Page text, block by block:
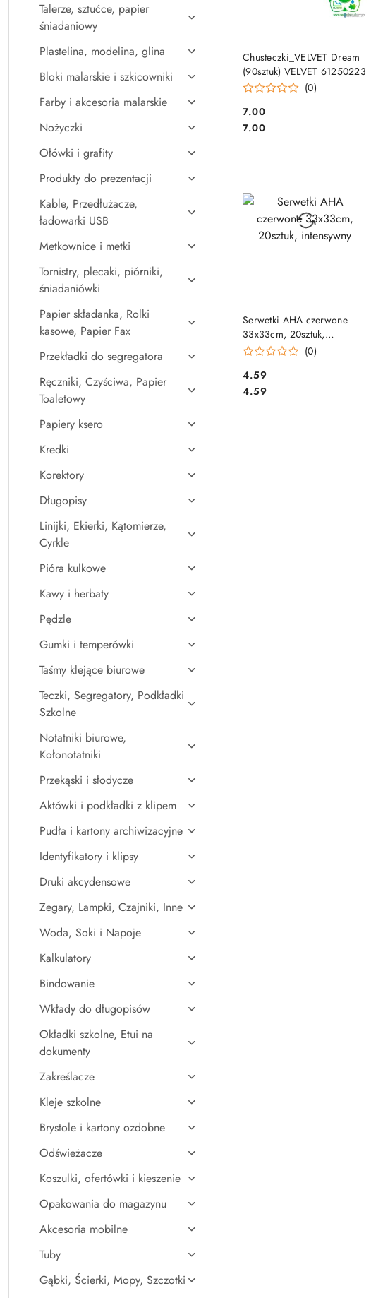
Talerze, sztućce, papier
śniadaniowy
Plastelina, modelina, glina
Bloki malarskie i szkicowniki
Farby i akcesoria malarskie
Nożyczki
Ołówki i grafity
Produkty do prezentacji
Kable, Przedłużacze,
ładowarki USB
Metkownice i metki
Tornistry, plecaki, piórniki,
śniadaniówki
Papier składanka, Rolki
kasowe, Papier Fax
Przekładki do segregatora
Ręczniki, Czyściwa, Papier
Toaletowy
Papiery ksero
Kredki
Korektory
Długopisy
Linijki, Ekierki, Kątomierze,
Cyrkle
Pióra kulkowe
Kawy i herbaty
Pędzle
Gumki i temperówki
Taśmy klejące biurowe
Teczki, Segregatory, Podkładki
Szkolne
Notatniki biurowe,
Kołonotatniki
Przekąski i słodycze
Aktówki i podkładki z klipem
Pudła i kartony archiwizacyjne
Identyfikatory i klipsy
Druki akcydensowe
Zegary, Lampki, Czajniki, Inne
Woda, Soki i Napoje
Kalkulatory
Bindowanie
Wkłady do długopisów
Okładki szkolne, Etui na
dokumenty
Zakreślacze
Kleje szkolne
Brystole i kartony ozdobne
Odświeżacze
Koszulki, ofertówki i kieszenie
Opakowania do magazynu
Akcesoria mobilne
Tuby
Gąbki, Ścierki, Mopy, Szczotki
Chusteczki_VELVET Dream
(90sztuk) VELVET 61250223
(0)
Cena:
7.00
Cena:
7.00
DO KOSZYKA
Serwetki AHA czerwone
33x33cm, 20sztuk,
intensywny
(0)
Cena:
4.59
Cena:
4.59
DO KOSZYKA